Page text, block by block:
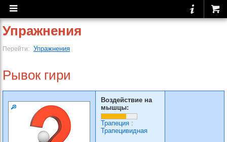
Упражнения
Перейти: Упражнения
Рывок гири
Воздействие на
мышцы:
Трапеция :
Трапецивидная